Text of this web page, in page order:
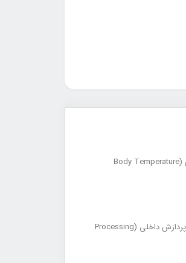
ترمومتر پزشکی (Medical Thermometer / ترمومتر پزشکی) یکی از تجهیزات پایه مانیتورینگ علائم حیاتی (Vital Signs Monitoring) است که برای اندازه‌گیری دمای بدن (Body Temperature
اجزای اصلی ترمومتر شامل حسگر دما (Temperature Sensor) که می‌تواند از نوع دیجیتال (Thermistor/Thermocouple) یا مادون قرمز (Infrared Sensor) باشد، واحد پردازش داخلی (Processing